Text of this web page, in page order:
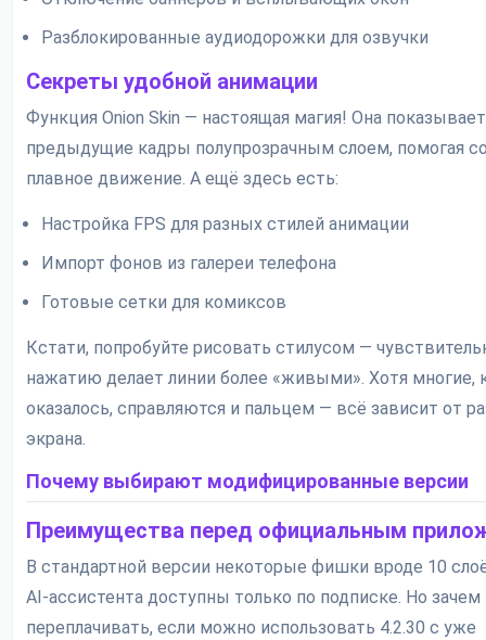
Разблокированные аудиодорожки для озвучки
Секреты удобной анимации
Функция Onion Skin — настоящая магия! Она показывает
предыдущие кадры полупрозрачным слоем, помогая
плавное движение. А ещё здесь есть:
Настройка FPS для разных стилей анимации
Импорт фонов из галереи телефона
Готовые сетки для комиксов
Кстати, попробуйте рисовать стилусом —
нажатию делает линии более «живыми». Хотя многие,
оказалось, справляются и пальцем — всё зависит от
экрана.
Почему выбирают модифицированные версии
Преимущества перед официальным
В стандартной версии некоторые фишки вроде 10
AI-ассистента доступны только по подписке. Но зачем
переплачивать, если можно использовать 4.2.30 с уже